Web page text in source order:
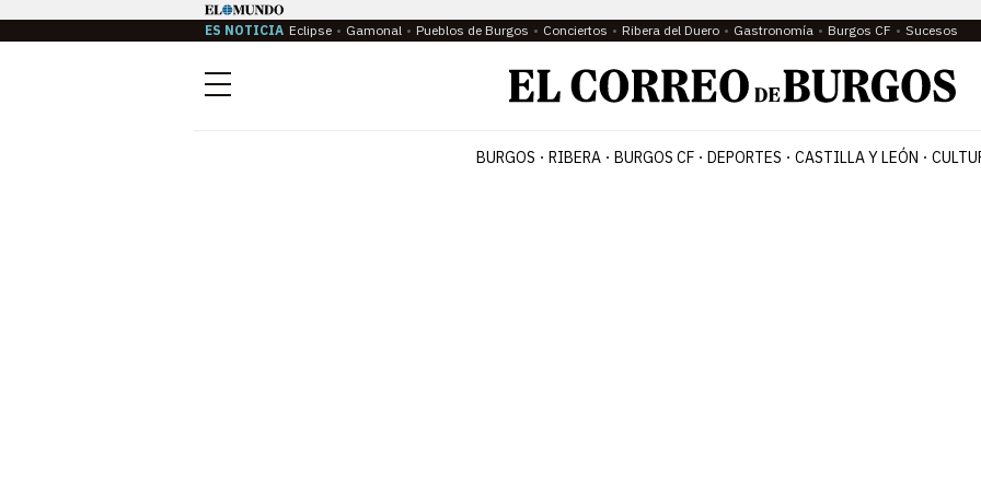
ES NOTICIA Eclipse Gamonal Pueblos de Burgos Conciertos Ribera del Duero Gastronomía Burgos CF Sucesos
Menú
BURGOS RIBERA BURGOS CF DEPORTES CASTILLA Y LEÓN